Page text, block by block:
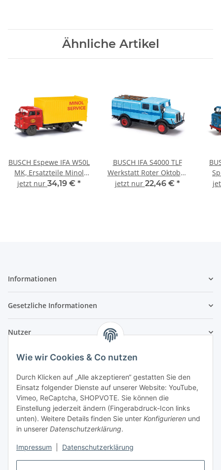
Wie wir Cookies & Co nutzen
Durch Klicken auf „Alle akzeptieren“ gestatten Sie den
Einsatz folgender Dienste auf unserer Website: YouTube,
Vimeo, ReCaptcha, SHOPVOTE. Sie können die
Einstellung jederzeit ändern (Fingerabdruck-Icon links
unten). Weitere Details finden Sie unter Konfigurieren und
in unserer Datenschutzerklärung.
Impressum Datenschutzerklärung
Ähnliche Artikel
BUSCH Espewe IFA W50L
MK, Ersatzteile Minol
95198 LKW-Modell 1:87
jetzt nur 34,19 € *
BUSCH IFA S4000 TLF
Werkstatt Roter Oktober
95613 LKW-Modell 1:87
jetzt nur 22,46 € *
Informationen
Gesetzliche Informationen
Nutzer